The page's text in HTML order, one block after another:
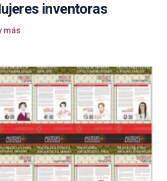
inventoras
más